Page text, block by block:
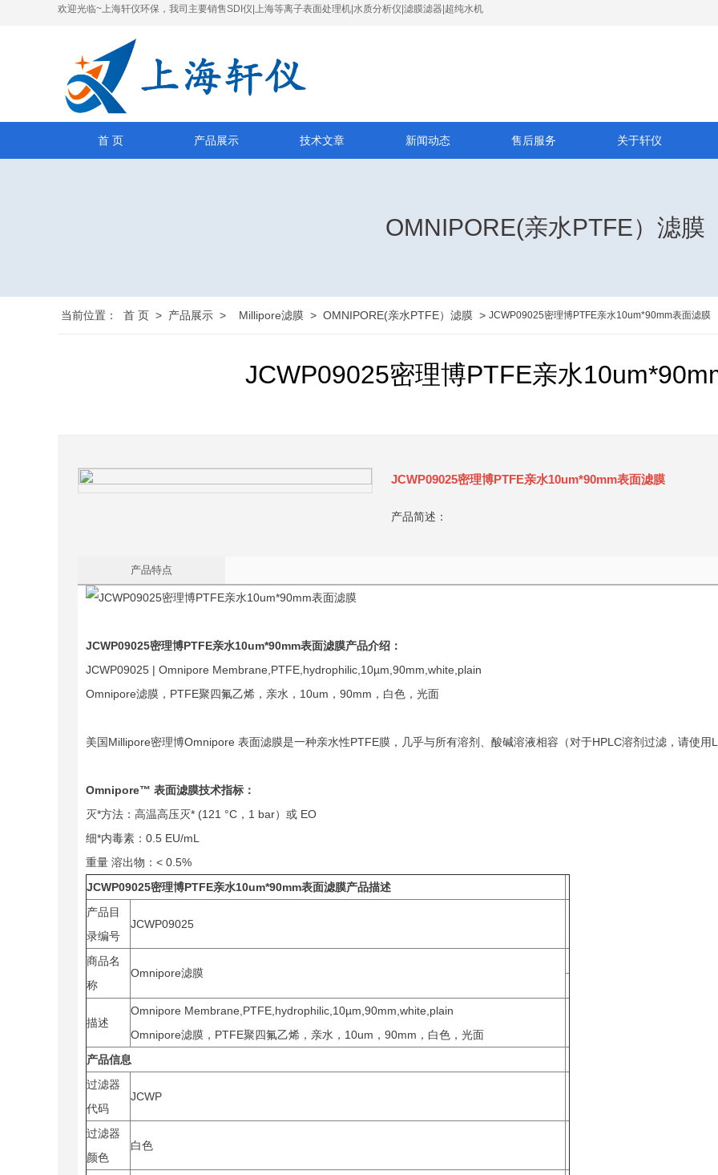
欢迎光临~上海轩仪环保，我司主要销售SDI仪|上海等离子表面处理机|水质分析仪|滤膜滤器|超纯水机
首 页 产品展示 技术文章 新闻动态 售后服务 关于轩仪
OMNIPORE(亲水PTFE）滤膜
当前位置： 首 页 > 产品展示 > Millipore滤膜 > OMNIPORE(亲水PTFE）滤膜 > JCWP09025密理博PTFE亲水10um*90mm表面滤膜
JCWP09025密理博PTFE亲水
JCWP09025密理博PTFE亲水10um*90mm表面滤膜
产品简述：
产品特点
JCWP09025密理博PTFE亲水10um*90mm表面滤膜产品介绍：
JCWP09025 | Omnipore Membrane,PTFE,hydrophilic,10µm,90mm,white,plain
Omnipore滤膜，PTFE聚四氟乙烯，亲水，10um，90mm，白色，光面
美国Millipore密理博Omnipore 表面滤膜是一种亲水性PTFE膜，几乎与所有溶剂、酸碱溶液相容（对于HPLC溶剂过滤，请使用
Omnipore™ 表面滤膜技术指标：
灭*方法：高温高压灭* (121 °C，1 bar）或 EO
细*内毒素：0.5 EU/mL
重量 溶出物：< 0.5%
JCWP09025密理博PTFE亲水10um*90mm表面滤膜产品描述
产品目
录编号
JCWP09025
商品名
称
Omnipore滤膜
描述
Omnipore Membrane,PTFE,hydrophilic,10µm,90mm,white,plain
Omnipore滤膜，PTFE聚四氟乙烯，亲水，10um，90mm，白色，光面
产品信息
过滤器
代码
JCWP
过滤器
颜色
白色